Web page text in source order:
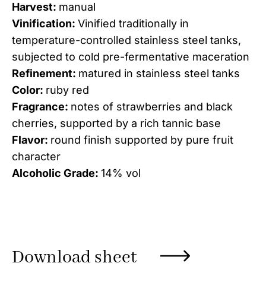
Harvest: manual
Vinification: Vinified traditionally in
temperature-controlled stainless steel tanks,
subjected to cold pre-fermentative maceration
Refinement: matured in stainless steel tanks
Color: ruby red
Fragrance: notes of strawberries and black
cherries, supported by a rich tannic base
Flavor: round finish supported by pure fruit
character
Alcoholic Grade: 14% vol
Download sheet